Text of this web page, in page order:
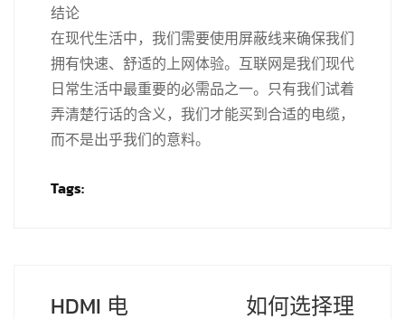
结论
在现代生活中，我们需要使用屏蔽线来确保我们
拥有快速、舒适的上网体验。互联网是我们现代
日常生活中最重要的必需品之一。只有我们试着
弄清楚行话的含义，我们才能买到合适的电缆，
而不是出乎我们的意料。
Tags:
HDMI 电
如何选择理